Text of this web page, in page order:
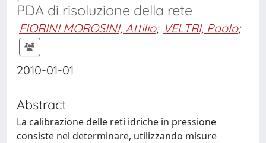
PDA di risoluzione della rete
FIORINI MOROSINI, Attilio; VELTRI, Paolo;
2010-01-01
Abstract
La calibrazione delle reti idriche in pressione
consiste nel determinare, utilizzando misure